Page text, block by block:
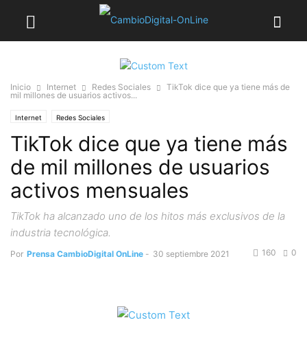
Inicio Internet Redes Sociales
TikTok dice que ya tiene más de
mil millones de usuarios activos...
Internet Redes Sociales
TikTok dice que ya tiene más
de mil millones de usuarios
activos mensuales
TikTok ha alcanzado uno de los hitos más exclusivos de la
industria tecnológica.
Por Prensa CambioDigital OnLine - 30 septiembre 2021 0
160